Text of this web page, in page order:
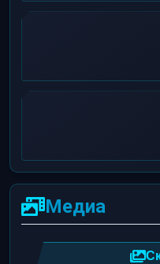
Медиа